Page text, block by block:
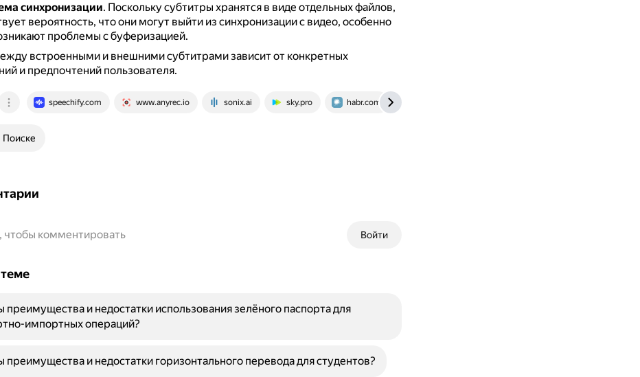
синхронизации. Поскольку субтитры хранятся в виде отдельных файлов,
вероятность, что они могут выйти из синхронизации с видео, особенно
проблемы с буферизацией.
встроенными и внешними субтитрами зависит от конкретных
и предпочтений пользователя.
speechify.com www.anyrec.io sonix.ai sky.pro habr.com
Поиске
Войти
чтобы комментировать
преимущества и недостатки использования зелёного паспорта для
импортных операций?
преимущества и недостатки горизонтального перевода для студентов?